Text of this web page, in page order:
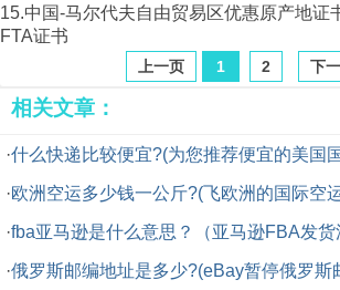
15.中国-马尔代夫自由贸易区优惠原产地证
FTA证书
上一页 1 2 下
相关文章：
·什么快递比较便宜?(为您推荐便宜的美国
·欧洲空运多少钱一公斤?(飞欧洲的国际空
·fba亚马逊是什么意思？（亚马逊FBA发货
·俄罗斯邮编地址是多少?(eBay暂停俄罗斯